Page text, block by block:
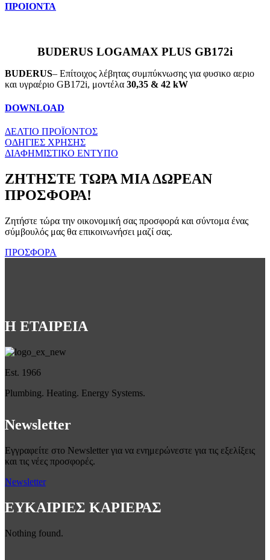
ΠΡΟΙΟΝΤΑ
BUDERUS LOGAMAX PLUS GB172i
BUDERUS– Επίτοιχος λέβητας συμπύκνωσης για φυσικο αεριο
και υγραέριο GB172i, μοντέλα 30,35 & 42 kW
DOWNLOAD
ΔΕΛΤΙΟ ΠΡΟΪΟΝΤΟΣ
ΟΔΗΓΙΕΣ ΧΡΗΣΗΣ
ΔΙΑΦΗΜΙΣΤΙΚΟ ΕΝΤΥΠΟ
ΖΗΤΗΣΤΕ ΤΩΡΑ ΜΙΑ ΔΩΡΕΑΝ
ΠΡΟΣΦΟΡΑ!
Ζητήστε τώρα την οικονομική σας προσφορά και σύντομα ένας
σύμβουλός μας θα επικοινωνήσει μαζί σας.
ΠΡΟΣΦΟΡΑ
Η ΕΤΑΙΡΕΙΑ
Est. 1966
Plumbing. Heating. Energy Systems.
Newsletter
Εγγραφείτε στο Newsletter για να ενημερώνεστε για τις εξελίξεις
και τις νέες προσφορές.
Newsletter
ΕΥΚΑΙΡΙΕΣ ΚΑΡΙΕΡΑΣ
Nothing found.